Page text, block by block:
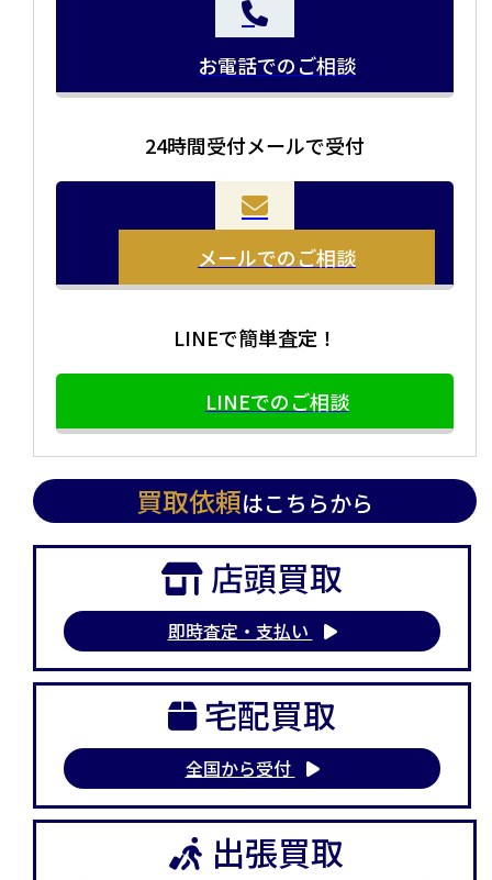
お品物をつめて送るだけで査定が可能です。時間が無い
方や、荷物が多い方へオススメです。
当店の査定員がご自宅に伺いその場で査定を致します。
まとめて売りたい！価値がわからなく売れるかわからな
お電話でのご相談
24時間受付メールで受付
メールでのご相談
LINEで簡単査定！
LINEでのご相談
買取依頼はこちらから
店頭買取
即時査定・支払い
宅配買取
全国から受付
出張買取